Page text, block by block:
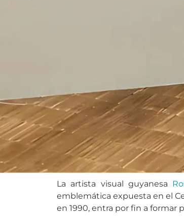
La artista visual guyanesa
emblemática expuesta en el
en 1990, entra por fin a formar